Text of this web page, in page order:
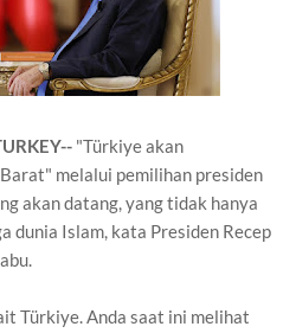
"Türkiye akan
melalui pemilihan presiden
akan datang, yang tidak hanya
dunia Islam, kata Presiden Recep
Türkiye. Anda saat ini melihat